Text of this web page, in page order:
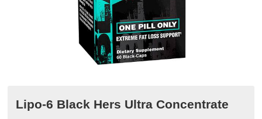
Lipo-6 Black Hers Ultra Concentrate